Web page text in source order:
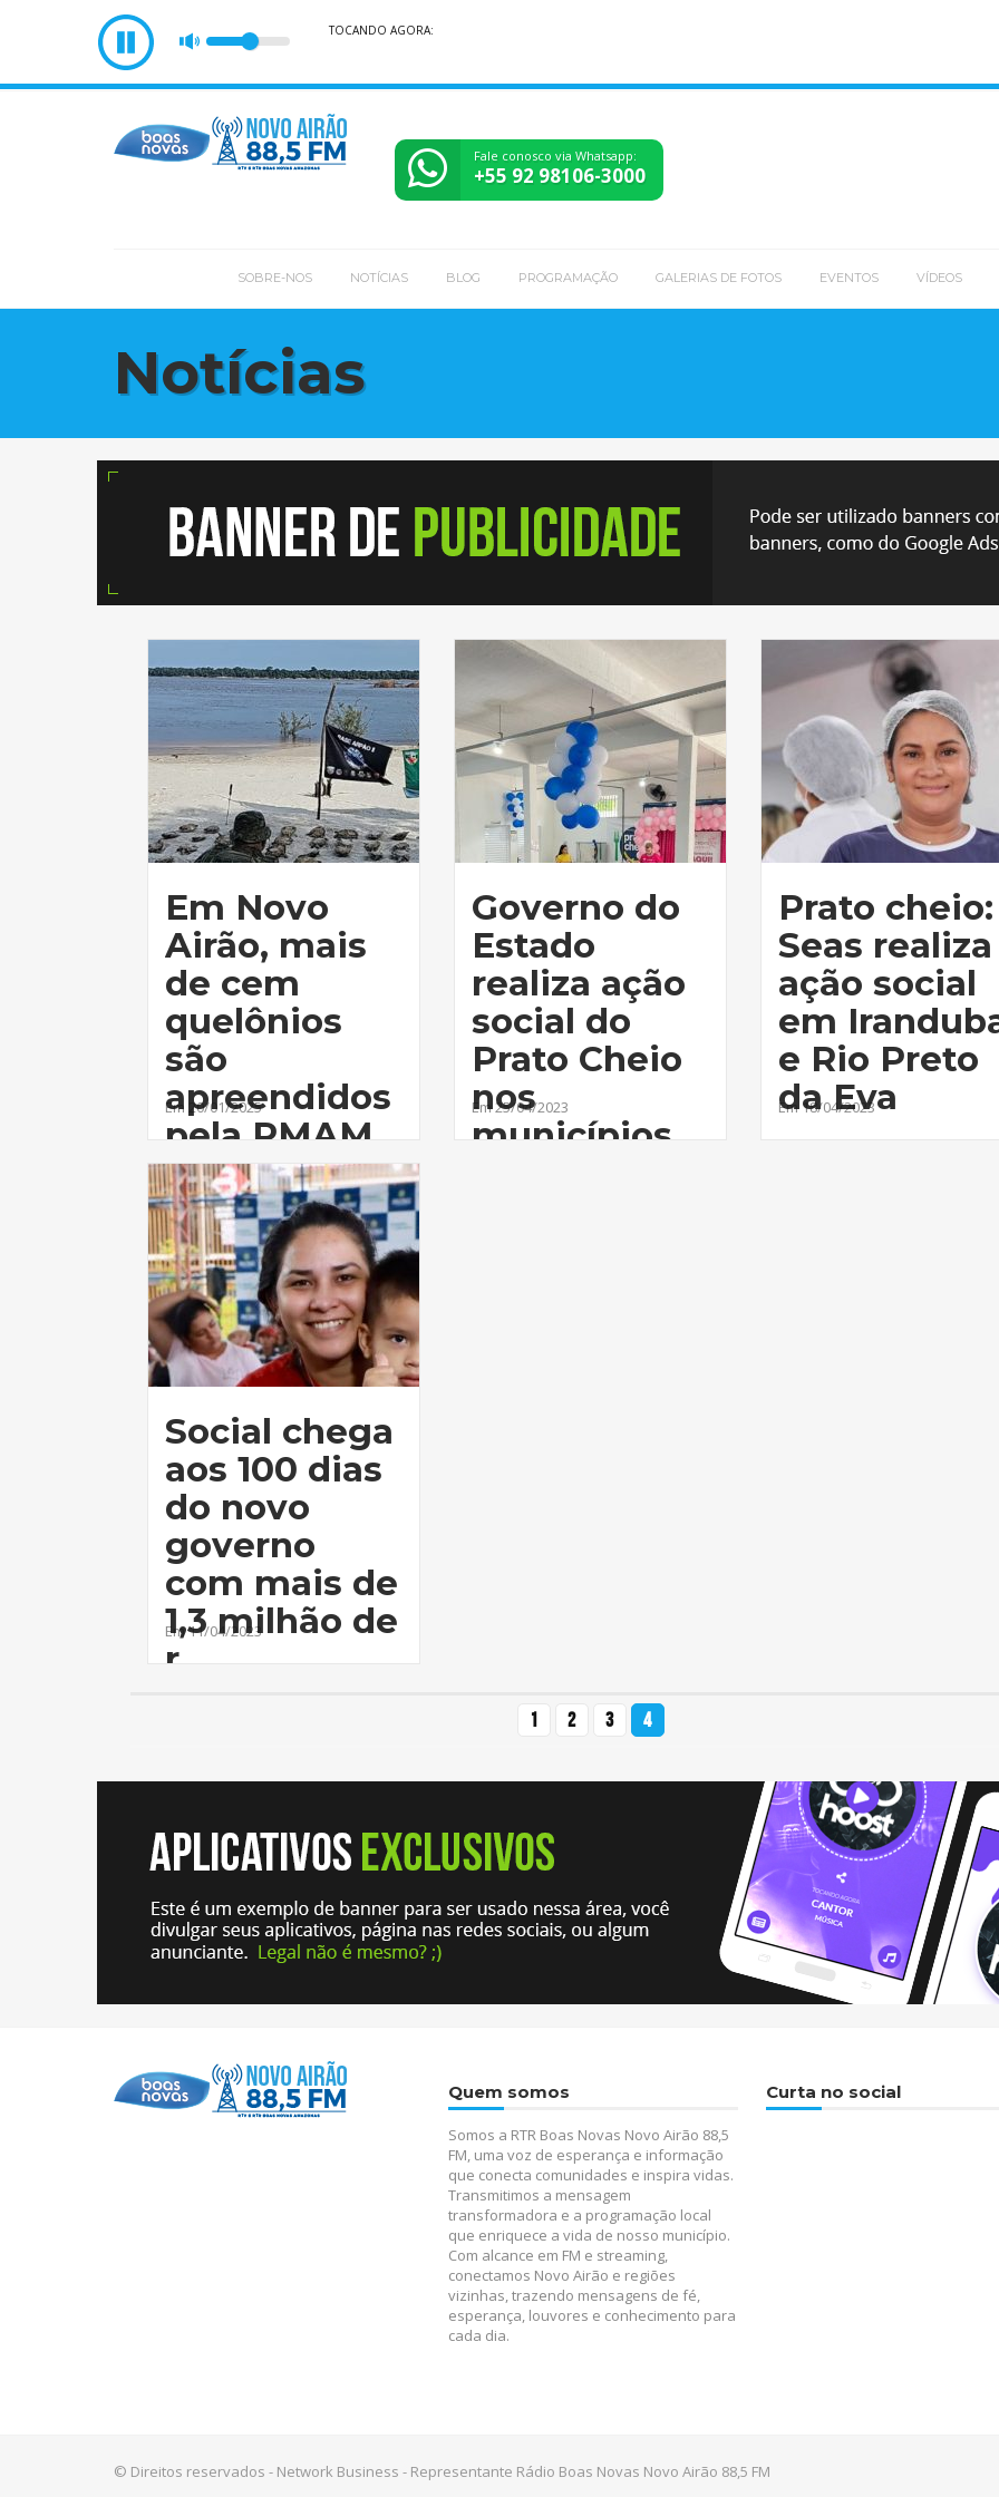
TOCANDO AGORA:
Fale conosco via Whatsapp:
+55 92 98106-3000
SOBRE-NOS NOTÍCIAS BLOG PROGRAMAÇÃO GALERIAS DE FOTOS EVENTOS VÍDEOS
Notícias
Em Novo
Airão, mais
de cem
quelônios
são
apreendidos
pela PMAM
Em 20/01/2025
Governo do
Estado
realiza ação
social do
Prato Cheio
nos
municípios
Em 25/04/2023
Prato cheio:
Seas realiza
ação social
em
e Rio Preto
da Eva
Em 18/04/2023
Social chega
aos 100 dias
do novo
governo
com mais de
1,3 milhão de
r
Em 11/04/2023
1 2 3 4
Quem somos
Somos a RTR Boas Novas Novo Airão 88,5
FM, uma voz de esperança e informação
que conecta comunidades e inspira vidas.
Transmitimos a mensagem
transformadora e a programação local
que enriquece a vida de nosso município.
Com alcance em FM e streaming,
conectamos Novo Airão e regiões
vizinhas, trazendo mensagens de fé,
esperança, louvores e conhecimento para
cada dia.
Curta no social
© Direitos reservados - Network Business - Representante Rádio Boas Novas Novo Airão 88,5 FM